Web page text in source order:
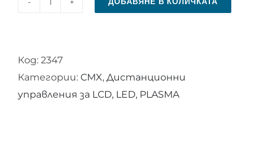
количество
управление
за
CMX
Код: 2347
Категории: CMX, Дистанционни
управления за LCD, LED, PLASMA